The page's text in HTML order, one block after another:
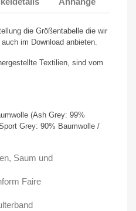
die Größentabelle die wir
im Download anbieten.
Textilien, sind vom
(Ash Grey: 99%
Grey: 90% Baumwolle /
Saum und
Faire